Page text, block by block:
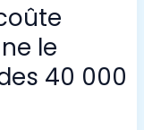
le
40 000